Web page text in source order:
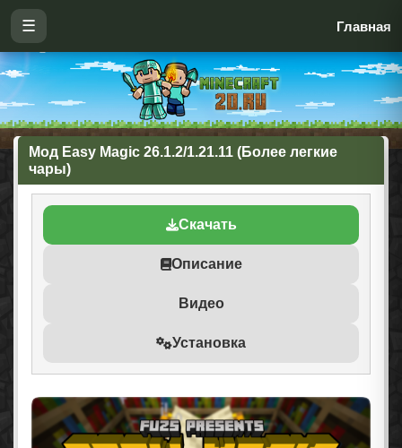
☰ Главная
Мод Easy Magic 26.1.2/1.21.11 (Более легкие
чары)
Скачать
Описание
Видео
Установка